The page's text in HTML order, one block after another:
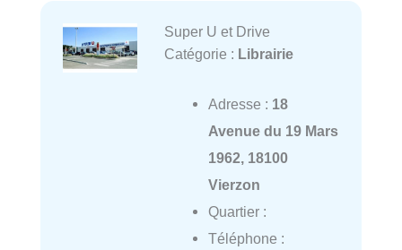
Super U et Drive
Catégorie : Librairie
Adresse : 18
Avenue du 19 Mars
1962, 18100
Vierzon
Quartier :
Téléphone :